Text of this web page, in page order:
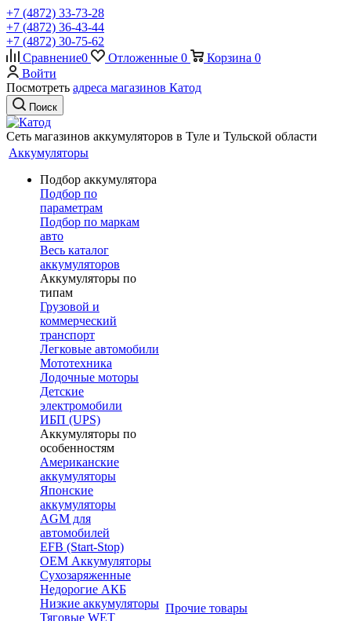
+7 (4872) 33-73-28
+7 (4872) 36-43-44
+7 (4872) 30-75-62
Сравнение0 Отложенные 0 Корзина 0
Войти
Посмотреть адреса магазинов Катод
Поиск
Сеть магазинов аккумуляторов в Туле и Тульской области
Аккумуляторы
Подбор аккумулятора
Подбор по
параметрам
Подбор по маркам
авто
Весь каталог
аккумуляторов
Аккумуляторы по
типам
Грузовой и
коммерческий
транспорт
Легковые автомобили
Мототехника
Лодочные моторы
Детские
электромобили
ИБП (UPS)
Аккумуляторы по
особенностям
Американские
аккумуляторы
Японские
аккумуляторы
AGM для
автомобилей
EFB (Start-Stop)
OEM Аккумуляторы
Сухозаряженные
Недорогие АКБ
Низкие аккумуляторы
Тяговые WET
Прочие товары